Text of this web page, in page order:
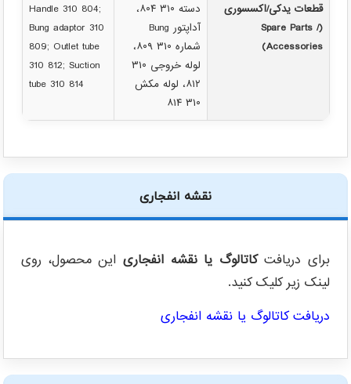
قطعات یدکی/اکسسوری
(Spare Parts /
Accessories)
دسته ۳۱۰ ۸۰۴،
آداپتور Bung
شماره ۳۱۰ ۸۰۹،
لوله خروجی ۳۱۰
۸۱۲، لوله مکش
۳۱۰ ۸۱۴
Handle 310 804;
Bung adaptor 310
809; Outlet tube
310 812; Suction
tube 310 814
نقشه انفجاری
برای دریافتکاتالوگ یا نقشه انفجاری این محصول، روی
لینک زیر کلیک کنید.
دریافت کاتالوگ یا نقشه انفجاری